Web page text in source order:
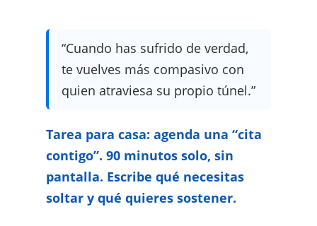
“Cuando has sufrido de verdad,
te vuelves más compasivo con
quien atraviesa su propio túnel.”
Tarea para casa: agenda una “cita
contigo”. 90 minutos solo, sin
pantalla. Escribe qué necesitas
soltar y qué quieres sostener.